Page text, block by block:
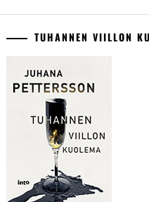
TUHANNEN VIILLON